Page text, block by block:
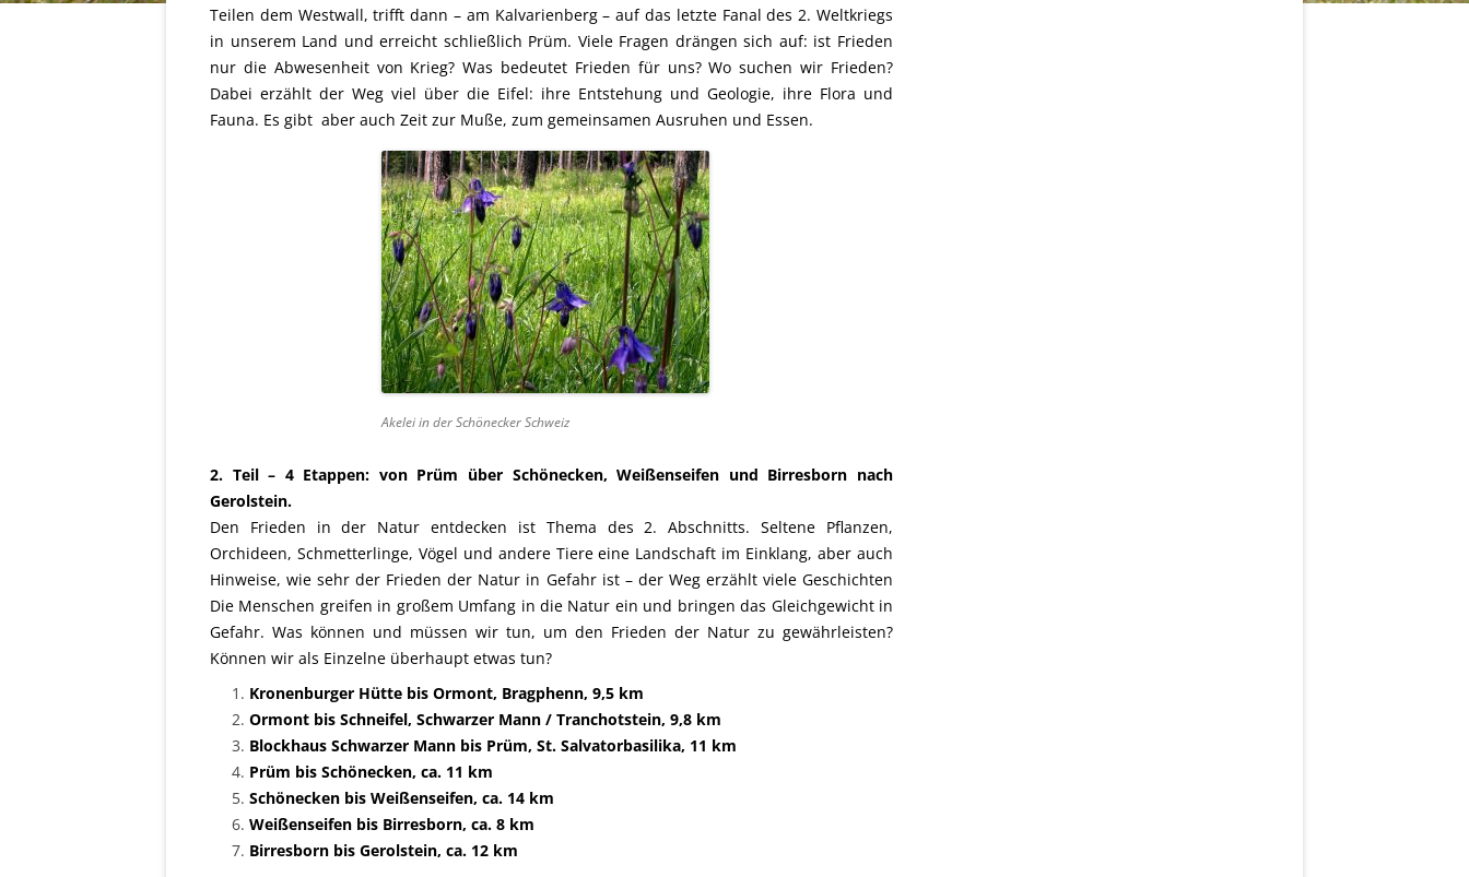
Teilen dem Westwall, trifft dann – am Kalvarienberg – auf das letzte Fanal des 2. Weltkriegs
in unserem Land und erreicht schließlich Prüm. Viele Fragen drängen sich auf: ist Frieden
nur die Abwesenheit von Krieg? Was bedeutet Frieden für uns? Wo suchen wir Frieden?
Dabei erzählt der Weg viel über die Eifel: ihre Entstehung und Geologie, ihre Flora und
Fauna. Es gibt aber auch Zeit zur Muße, zum gemeinsamen Ausruhen und Essen.
Akelei in der Schönecker Schweiz
2. Teil – 4 Etappen: von Prüm über Schönecken, Weißenseifen und Birresborn nach
Gerolstein.
Den Frieden in der Natur entdecken ist Thema des 2. Abschnitts. Seltene Pflanzen,
Orchideen, Schmetterlinge, Vögel und andere Tiere eine Landschaft im Einklang, aber auch
Hinweise, wie sehr der Frieden der Natur in Gefahr ist – der Weg erzählt viele Geschichten
Die Menschen greifen in großem Umfang in die Natur ein und bringen das Gleichgewicht in
Gefahr. Was können und müssen wir tun, um den Frieden der Natur zu gewährleisten?
Können wir als Einzelne überhaupt etwas tun?
Kronenburger Hütte bis Ormont, Bragphenn, 9,5 km
Ormont bis Schneifel, Schwarzer Mann / Tranchotstein, 9,8 km
Blockhaus Schwarzer Mann bis Prüm, St. Salvatorbasilika, 11 km
Prüm bis Schönecken, ca. 11 km
Schönecken bis Weißenseifen, ca. 14 km
Weißenseifen bis Birresborn, ca. 8 km
Birresborn bis Gerolstein, ca. 12 km